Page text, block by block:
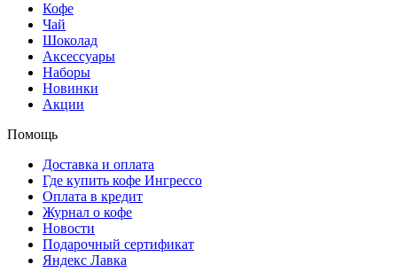
Кофе
Чай
Шоколад
Аксессуары
Наборы
Новинки
Акции
Помощь
Доставка и оплата
Где купить кофе Ингрессо
Оплата в кредит
Журнал о кофе
Новости
Подарочный сертификат
Яндекс Лавка